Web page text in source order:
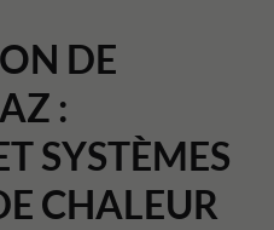
DE
:
SYSTÈMES
CHALEUR